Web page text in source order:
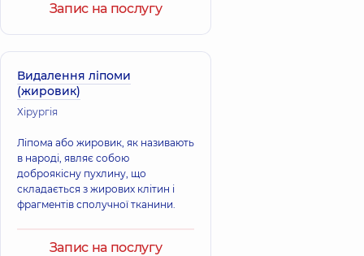
Запис на послугу
Видалення ліпоми
(жировик)
Хірургія
Ліпома або жировик, як називають
в народі, являє собою
доброякісну пухлину, що
складається з жирових клітин і
фрагментів сполучної тканини.
Запис на послугу